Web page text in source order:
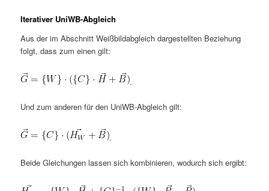
Iterativer UniWB-Abgleich
Aus der im Abschnitt Weißbildabgleich dargestellten Beziehung
folgt, dass zum einen gilt:
.
Und zum anderen für den UniWB-Abgleich gilt:
.
Beide Gleichungen lassen sich kombinieren, wodurch sich ergibt: